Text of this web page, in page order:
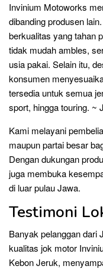
Invinium Motoworks
dibanding produsen
berkualitas yang tahan
tidak mudah ambles,
usia pakai. Selain itu,
konsumen
tersedia untuk semua
sport, hingga touring. ~
Kami melayani
maupun partai besar
Dengan dukungan
juga membuka
di luar pulau Jawa.
Testimoni
Banyak pelanggan dari
kualitas jok motor
Kebon Jeruk,